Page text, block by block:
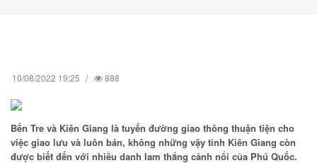
10/08/2022 19:25 888
Bến Tre và Kiên Giang là tuyến đường giao thông thuận tiện cho
việc giao lưu và luôn bán, không những vậy tỉnh Kiên Giang còn
được biết đến với nhiều danh lam thắng cảnh nổi của Phú Quốc.